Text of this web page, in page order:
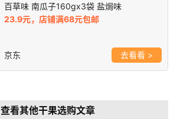
百草味 南瓜子160gx3袋 盐焗味
23.9元，店铺满68元包邮
京东 >
查看其他干果选购文章